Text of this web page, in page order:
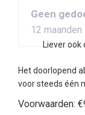
Geen
12
Liever ook
Het doorlopend
voor steeds één
Voorwaarden: